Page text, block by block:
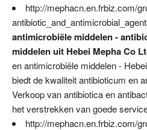
http://mephacn.en.frbiz.com/
antimicrobiële middelen -
middelen uit Hebei Mepha Co
en antimicrobiële middelen -
biedt de kwaliteit antibioticum en
Verkoop van antibiotica en
het verstrekken van goede
http://mephacn.en.frbiz.com/